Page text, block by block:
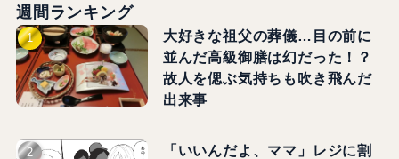
週間ランキング
大好きな祖父の葬儀…目の前に
並んだ高級御膳は幻だった！？
故人を偲ぶ気持ちも吹き飛んだ
出来事
「いいんだよ、ママ」レジに割